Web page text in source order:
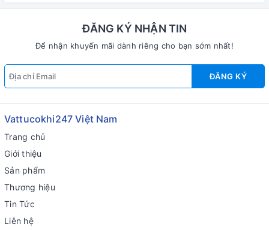
ĐĂNG KÝ NHẬN TIN
Để nhận khuyến mãi dành riêng cho bạn sớm nhất!
ĐĂNG KÝ
Vattucokhi247 Việt Nam
Trang chủ
Giới thiệu
Sản phẩm
Thương hiệu
Tin Tức
Liên hệ